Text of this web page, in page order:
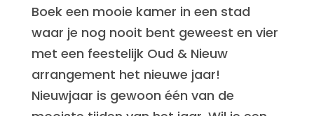
Boek een mooie kamer in een stad
waar je nog nooit bent geweest en vier
met een feestelijk Oud & Nieuw
arrangement het nieuwe jaar!
Nieuwjaar is gewoon één van de